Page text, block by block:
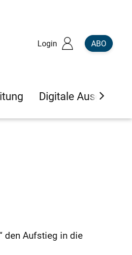
Login ABO
Digitale Ausgaben
den Aufstieg in die